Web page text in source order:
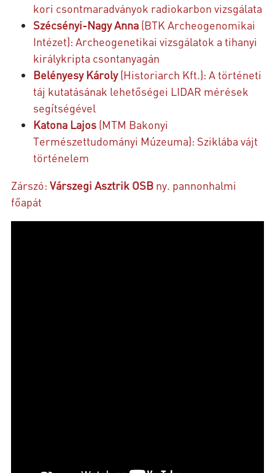
kori csontmaradványok radiokarbon vizsgálata
Szécsényi-Nagy Anna (BTK Archeogenomikai
Intézet): Archeogenetikai vizsgálatok a tihanyi
királykripta csontanyagán
Belényesy Károly(Historiarch Kft.): A történeti
táj kutatásának lehetőségei LIDAR mérések
segítségével
Katona Lajos (MTM Bakonyi
Természettudományi Múzeuma): Sziklába vájt
történelem
Zárszó: Várszegi Asztrik OSB ny. pannonhalmi
főapát